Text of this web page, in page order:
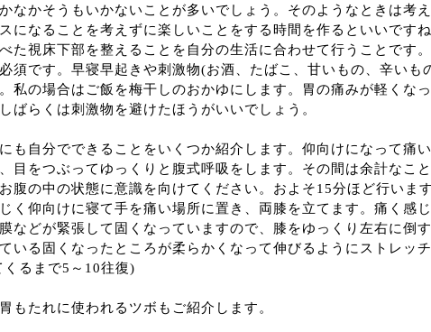
なかそうもいかないことが多いでしょう。そのようなときは考え
になることを考えずに楽しいことをする時間を作るといいですね
べた視床下部を整えることを自分の生活に合わせて行うことです
須です。早寝早起きや刺激物(お酒、たばこ、甘いもの、辛いも
私の場合はご飯を梅干しのおかゆにします。胃の痛みが軽くな
ばらくは刺激物を避けたほうがいいでしょう。
も自分でできることをいくつか紹介します。仰向けになって痛
目をつぶってゆっくりと腹式呼吸をします。その間は余計なこ
腹の中の状態に意識を向けてください。およそ15分ほど行いま
く仰向けに寝て手を痛い場所に置き、両膝を立てます。痛く感
などが緊張して固くなっていますので、膝をゆっくり左右に倒
いる固くなったところが柔らかくなって伸びるようにストレッチ
くるまで5～10往復)
もたれに使われるツボもご紹介します。